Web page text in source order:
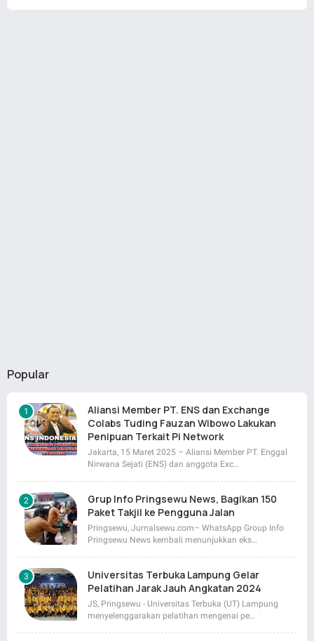
Popular
Aliansi Member PT. ENS dan Exchange
Colabs Tuding Fauzan Wibowo Lakukan
Penipuan Terkait Pi Network
Jakarta, 15 Maret 2025 – Aliansi Member PT. Enggal
Nirwana Sejati (ENS) dan anggota Exc…
Grup Info Pringsewu News, Bagikan 150
Paket Takjil ke Pengguna Jalan
Pringsewu, Jurnalsewu.com– WhatsApp Group Info
Pringsewu News kembali menunjukkan eks…
Universitas Terbuka Lampung Gelar
Pelatihan Jarak Jauh Angkatan 2024
JS, Pringsewu - Universitas Terbuka (UT) Lampung
menyelenggarakan pelatihan mengenai pe…